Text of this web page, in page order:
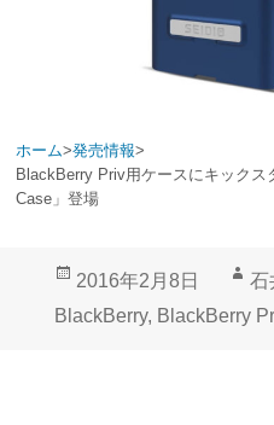
ホーム>発売情報>
BlackBerry Priv用ケースにキックス
Case」登場
投
稿
2016年2月8日
作
成
石
BlackBerry, BlackBerry